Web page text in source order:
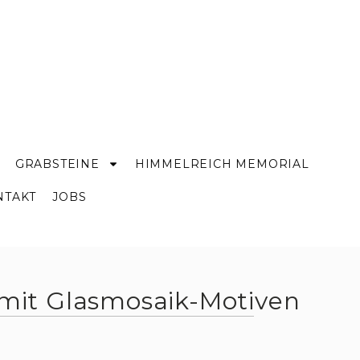
GRABSTEINE HIMMELREICH MEMORIAL
JOBS
Glasmosaik-Motiven